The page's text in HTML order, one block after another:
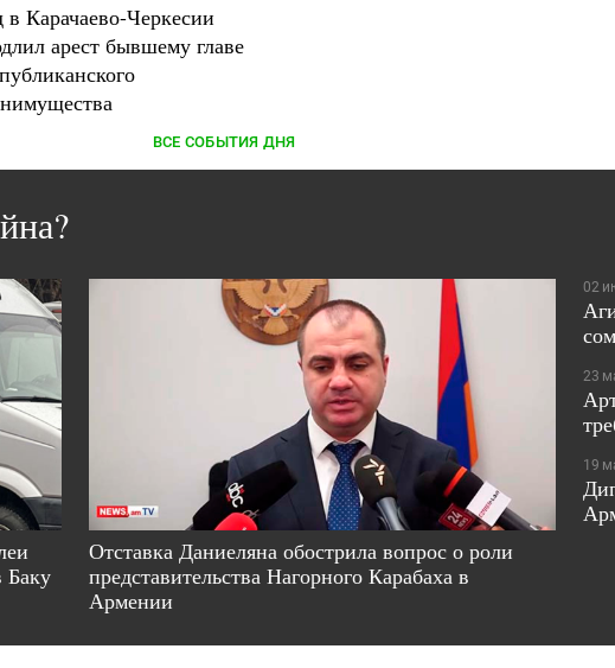
в Карачаево-Черкесии
арест бывшему главе
ВСЕ СОБЫТИЯ ДНЯ
Баку
Отставка Даниеляна обострила вопрос о роли
представительства Нагорного Карабаха в
Армении
02
23
19